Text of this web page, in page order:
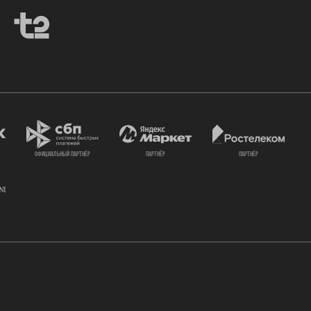
официальный партнёр партнёр партнёр